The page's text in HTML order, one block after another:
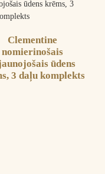
Clementine
nomierinošais
ūdens
3 daļu komplekts